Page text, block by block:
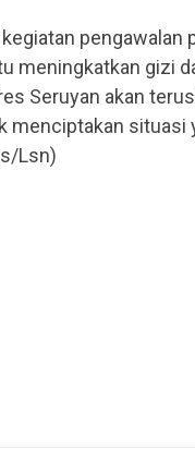
meningkatkan gizi
Seruyan akan
menciptakan situasi
Lsn)